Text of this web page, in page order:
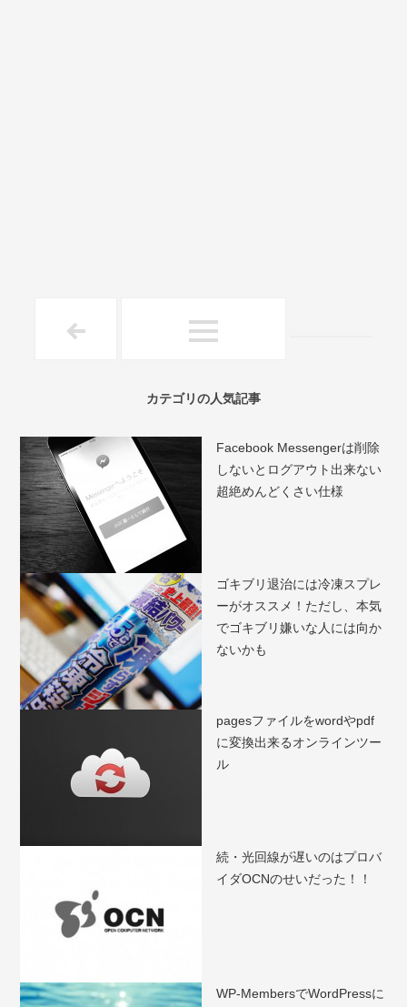
カテゴリの人気記事
Facebook Messengerは削除
しないとログアウト出来ない
超絶めんどくさい仕様
ゴキブリ退治には冷凍スプレ
ーがオススメ！ただし、本気
でゴキブリ嫌いな人には向か
ないかも
pagesファイルをwordやpdf
に変換出来るオンラインツー
ル
続・光回線が遅いのはプロバ
イダOCNのせいだった！！
WP-MembersでWordPressに